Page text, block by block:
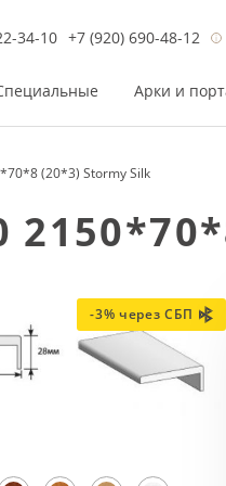
34-10 +7 (920) 690-48-12
до 26 200Р
от 42 000Р
до 17 800Р
от 33 300Р
Арки и
(20*3) Stormy Silk
-3% через СБП